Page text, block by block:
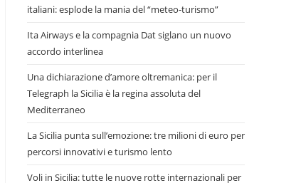
italiani: esplode la mania del “meteo-turismo”
Ita Airways e la compagnia Dat siglano un nuovo
accordo interlinea
Una dichiarazione d’amore oltremanica: per il
Telegraph la Sicilia è la regina assoluta del
Mediterraneo
La Sicilia punta sull’emozione: tre milioni di euro per
percorsi innovativi e turismo lento
Voli in Sicilia: tutte le nuove rotte internazionali per